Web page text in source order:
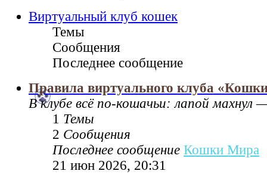
Виртуальный клуб кошек
Темы
Сообщения
Последнее сообщение
Правила виртуального клуба
В клубе всё по‑кошачьи: лапой махнул
1 Темы
2 Сообщения
Последнее сообщение Кошки Мира
21 июн 2026, 20:31